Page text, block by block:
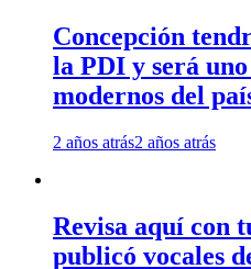
Concepción
la PDI y será uno
modernos del
2 años atrás2 años atrás
Revisa aquí con
publicó vocales